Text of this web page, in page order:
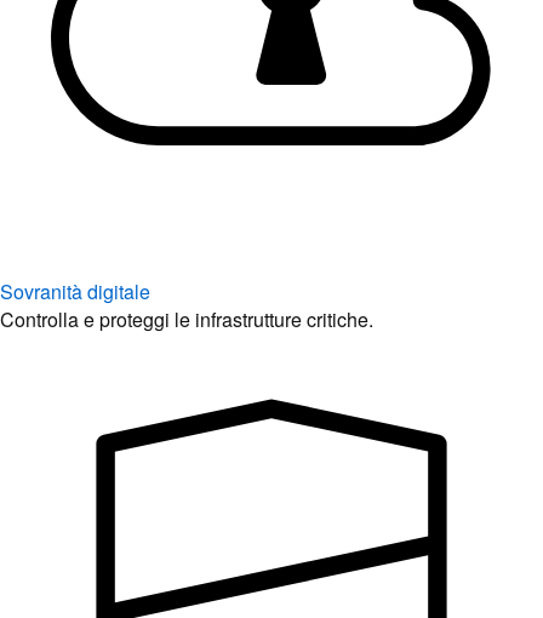
Sovranità digitale
Controlla e proteggi le infrastrutture critiche.